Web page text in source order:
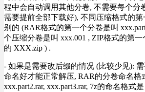
程中会自动调用其他分卷, 不需要每个分
需要提前全部下载好), 不同压缩格式的
别的 (RAR格式的第一个分卷是叫
个压缩分卷是叫 xxx.001 , ZIP格式的第
的 XXX.zip ) .
- 如果是需要改后缀的情况 (比较少见):
命名好才能正常解压, RAR的分卷命名格
xxx.part2.rar, xxx.part3.rar, 7z的命名格式